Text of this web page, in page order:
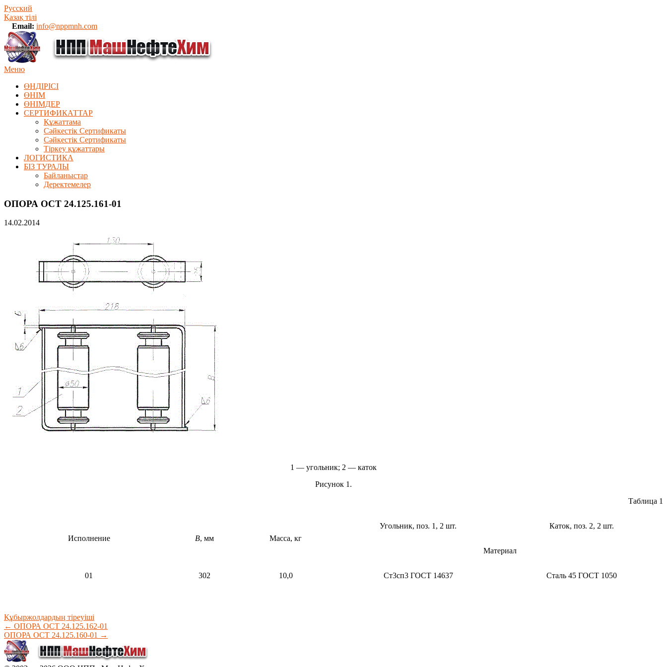
Русский
Қазақ тілі
Email: info@nppmnh.com
Меню
ӨНДІРІСІ
ӨНІМ
ӨHIМДЕР
СЕРТИФИКАТТАР
Құжаттама
Сәйкестік Сертификаты
Сәйкестік Сертификаты
Тіркеу құжаттары
ЛОГИСТИКА
БІЗ ТУРАЛЫ
Байланыстар
Деректемелер
ОПОРА ОСТ 24.125.161-01
14.02.2014
1 — угольник; 2 — каток
Рисунок 1.
Таблица 1
Исполнение B, мм Масса, кг
Угольник, поз. 1, 2 шт. Каток, поз. 2, 2 шт.
Материал
01 302 10,0 Ст3сп3 ГОСТ 14637 Сталь 45 ГОСТ 1050
Құбыржолдардың тіреуіші
← ОПОРА ОСТ 24.125.162-01
ОПОРА ОСТ 24.125.160-01 →